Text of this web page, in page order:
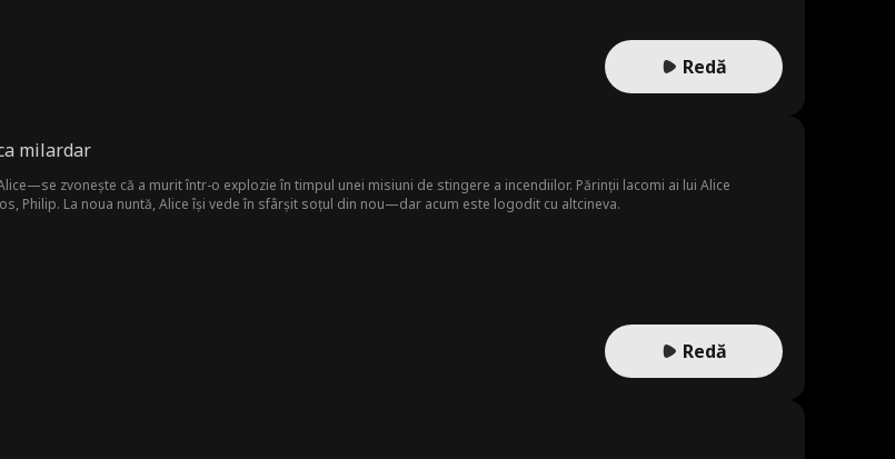
Redă
milardar
zvonește că a murit într-o explozie în timpul unei misiuni de stingere a incendiilor. Părinții lacomi ai lui Alice
Philip. La noua nuntă, Alice își vede în sfârșit soțul din nou—dar acum este logodit cu altcineva.
Redă